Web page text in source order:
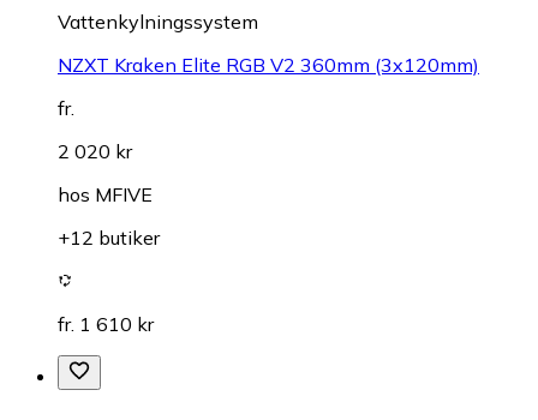
Vattenkylningssystem
NZXT Kraken Elite RGB V2 360mm (3x120mm)
fr.
2 020 kr
hos MFIVE
+12 butiker
fr. 1 610 kr